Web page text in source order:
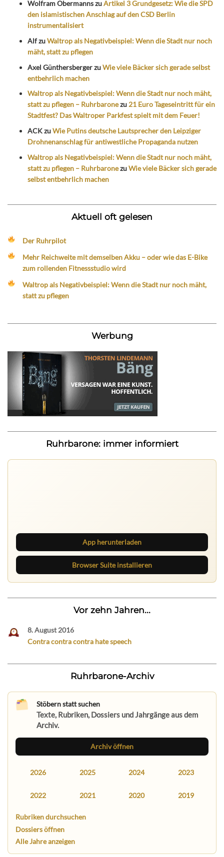
Wolfram ObermannszuArtikel 3 Grundgesetz: Wie die SPD
den islamistischen Anschlag auf den CSD Berlin
instrumentalisiert
AlfzuWaltrop als Negativbeispiel: Wenn die Stadt nur noch
mäht, statt zu pflegen
Axel GünthersbergerzuWie viele Bäcker sich gerade selbst
entbehrlich machen
Waltrop als Negativbeispiel: Wenn die Stadt nur noch mäht,
statt zu pflegen – Ruhrbaronezu21 Euro Tageseintritt für ein
Stadtfest? Das Waltroper Parkfest spielt mit dem Feuer!
ACKzuWie Putins deutsche Lautsprecher den Leipziger
Drohnenanschlag für antiwestliche Propaganda nutzen
Waltrop als Negativbeispiel: Wenn die Stadt nur noch mäht,
statt zu pflegen – RuhrbaronezuWie viele Bäcker sich gerade
selbst entbehrlich machen
Aktuell oft gelesen
Der Ruhrpilot
Mehr Reichweite mit demselben Akku – oder wie das E-Bike
zum rollenden Fitnessstudio wird
Waltrop als Negativbeispiel: Wenn die Stadt nur noch mäht,
statt zu pflegen
Werbung
Ruhrbarone: immer informiert
App herunterladen
Browser Suite installieren
Vor zehn Jahren...
8. August 2016
Contra contra contra hate speech
Ruhrbarone-Archiv
Stöbern statt suchen
Texte, Rubriken, Dossiers und Jahrgänge aus dem
Archiv.
Archiv öffnen
2026 2025 2024 2023
2022 2021 2020 2019
Rubriken durchsuchen
Dossiers öffnen
Alle Jahre anzeigen